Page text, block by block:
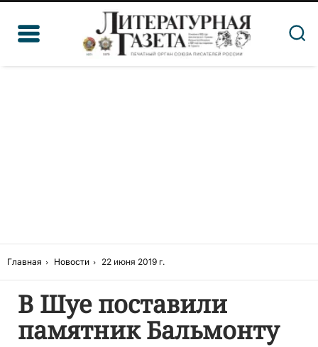
Главная Новости 22 июня 2019 г.
В Шуе поставили
памятник Бальмонту